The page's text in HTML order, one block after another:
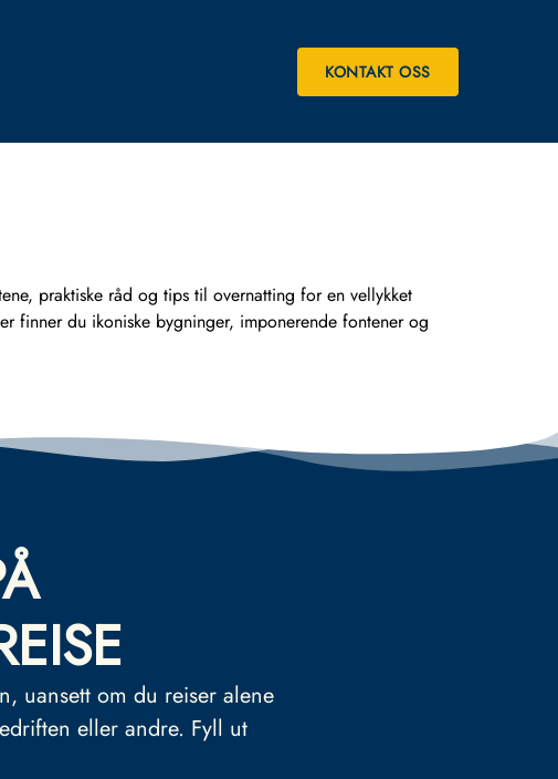
KONTAKT OSS
praktiske råd og tips til overnatting for en vellykket
finner du ikoniske bygninger, imponerende fontener og
uansett om du reiser alene
eller andre. Fyll ut